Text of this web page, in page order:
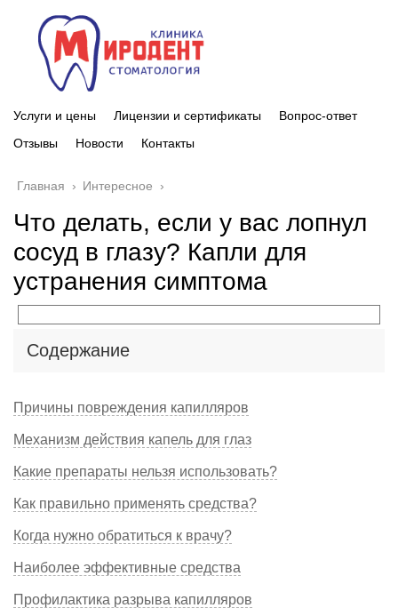
Услуги и цены Лицензии и сертификаты
Вопрос-ответ
Отзывы
Новости Контакты
Главная › Интересное ›
Что делать, если у вас лопнул
сосуд в глазу? Капли для
устранения симптома
Содержание
Причины повреждения капилляров
Механизм действия капель для глаз
Какие препараты нельзя использовать?
Как правильно применять средства?
Когда нужно обратиться к врачу?
Наиболее эффективные средства
Профилактика разрыва капилляров